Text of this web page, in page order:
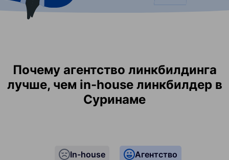
Почему агентство линкбилдинга
лучше, чем in-house линкбилдер в
Суринаме
In-house Агентство